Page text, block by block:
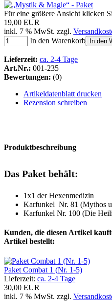
Für eine größere Ansicht klicken
19,00 EUR
inkl. 7 % MwSt. zzgl.
In den Warenkorb
In den
Lieferzeit: ca. 2-4 Tage
Art.Nr.: 001-235
Bewertungen: (0)
Artikeldatenblatt drucken
Rezension schreiben
Produktbeschreibung
Das Paket behält:
1x1 der Hexenmedizin
Karfunkel Nr. 81 (Mythos
Karfunkel Nr. 100 (Die
Kunden, die diesen Artikel
Artikel bestellt:
Paket Combat 1 (Nr. 1-5)
Lieferzeit: ca. 2-4 Tage
30,00 EUR
inkl. 7 % MwSt. zzgl.